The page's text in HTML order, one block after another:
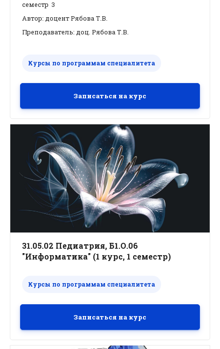
семестр 3
Автор: доцент Рябова Т.В.
Преподаватель: доц. Рябова Т.В.
Курсы по программам специалитета
Записаться на курс
31.05.02 Педиатрия, Б1.О.06
"Информатика" (1 курс, 1 семестр)
Курсы по программам специалитета
Записаться на курс